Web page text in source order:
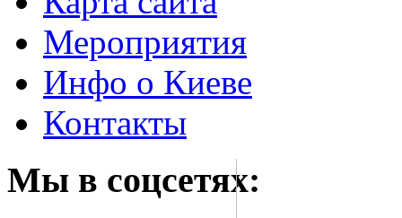
Мероприятия
Инфо о Киеве
Контакты
Мы в соцсетях: